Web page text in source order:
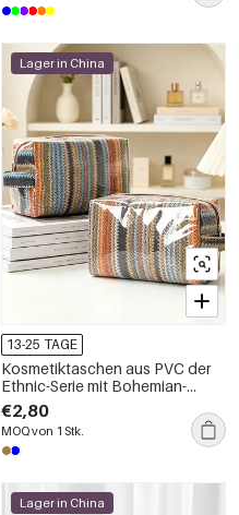
Lager in China
13-25 TAGE
Kosmetiktaschen aus PVC der
Ethnic-Serie mit Bohemian-
Streifen in verschiedenen
Farben
€2,80
MOQ von 1 Stk.
Lager in China